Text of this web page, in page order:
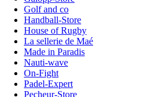
Golf and co
Handball-Store
House of Rugby
La sellerie de Maé
Made in Paradis
Nauti-wave
On-Fight
Padel-Expert
Pecheur-Store